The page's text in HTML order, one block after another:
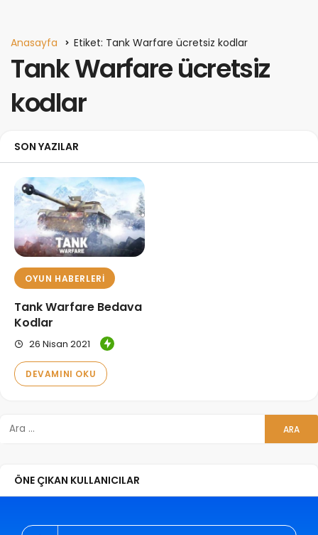
Anasayfa Etiket: Tank Warfare ücretsiz kodlar
Tank Warfare ücretsiz
kodlar
SON YAZILAR
OYUN HABERLERI
Tank Warfare Bedava
Kodlar
26 Nisan 2021
DEVAMINI OKU
ÖNE ÇIKAN KULLANICILAR